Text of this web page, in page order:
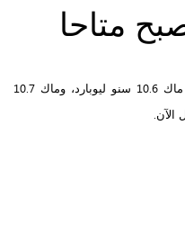
أصبح تطبيق b.VPN – OpenVPN لنظام ماك 10.6 سنو ليوبارد، وماك 10.7